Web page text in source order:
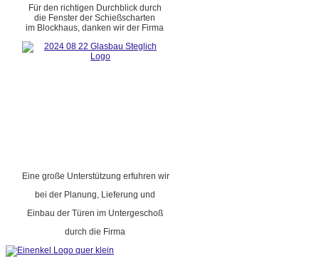
Für den richtigen Durchblick durch
die Fenster der Schießscharten
im Blockhaus, danken wir der Firma
Eine große Unterstützung erfuhren wir
bei der Planung, Lieferung und
Einbau der Türen im Untergeschoß
durch die Firma